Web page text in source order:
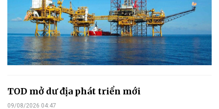
TOD mở dư địa phát triển mới
09/08/2026 04:47